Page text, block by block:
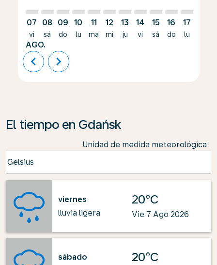
07
vi
AGO.
08
sá
09
do
10
lu
11
ma
12
mi
13
ju
14
vi
15
sá
16
do
17
lu
chevron_left chevron_right
El tiempo en Gdańsk
Unidad de medida meteorológica:
Celsius
keyboard_arrow_down
viernes
lluvia ligera
20°C
Vie 7 Ago 2026
sábado
20°C